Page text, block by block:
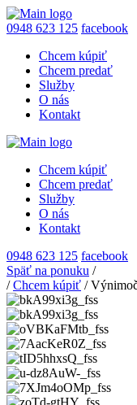
0948 623 125 facebook
Chcem kúpiť
Chcem predať
Služby
O nás
Kontakt
Chcem kúpiť
Chcem predať
Služby
O nás
Kontakt
0948 623 125 facebook
Späť na ponuku /
/Chcem kúpiť /